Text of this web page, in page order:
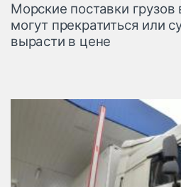
Морские поставки грузов
могут прекратиться или
вырасти в цене